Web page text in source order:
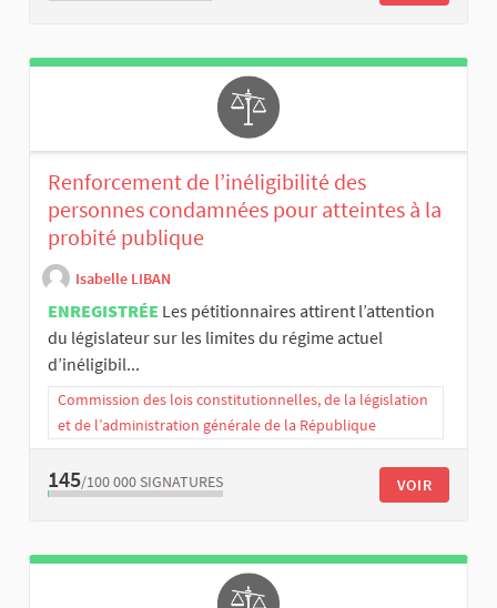
Renforcement de l’inéligibilité des
personnes condamnées pour atteintes à la
probité publique
Isabelle LIBAN
ENREGISTRÉE Les pétitionnaires attirent l’attention
du législateur sur les limites du régime actuel
d’inéligibil...
Commission des lois constitutionnelles, de la législation
et de l’administration générale de la République
145/100 000 SIGNATURES VOIR